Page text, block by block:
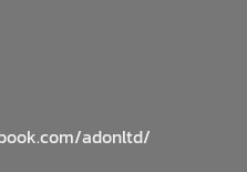
adonltd/